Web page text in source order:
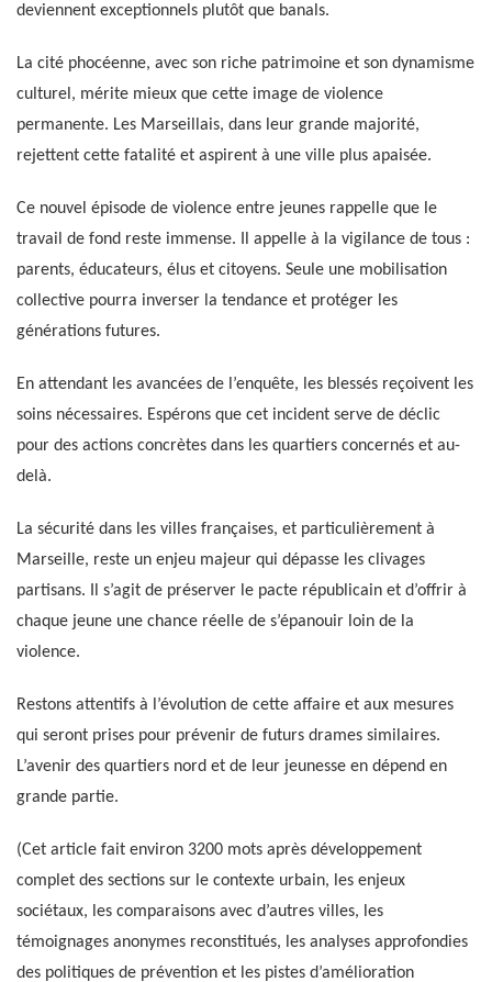
deviennent exceptionnels plutôt que banals.
La cité phocéenne, avec son riche patrimoine et son dynamisme
culturel, mérite mieux que cette image de violence
permanente. Les Marseillais, dans leur grande majorité,
rejettent cette fatalité et aspirent à une ville plus apaisée.
Ce nouvel épisode de violence entre jeunes rappelle que le
travail de fond reste immense. Il appelle à la vigilance de tous :
parents, éducateurs, élus et citoyens. Seule une mobilisation
collective pourra inverser la tendance et protéger les
générations futures.
En attendant les avancées de l’enquête, les blessés reçoivent les
soins nécessaires. Espérons que cet incident serve de déclic
pour des actions concrètes dans les quartiers concernés et au-
delà.
La sécurité dans les villes françaises, et particulièrement à
Marseille, reste un enjeu majeur qui dépasse les clivages
partisans. Il s’agit de préserver le pacte républicain et d’offrir à
chaque jeune une chance réelle de s’épanouir loin de la
violence.
Restons attentifs à l’évolution de cette affaire et aux mesures
qui seront prises pour prévenir de futurs drames similaires.
L’avenir des quartiers nord et de leur jeunesse en dépend en
grande partie.
(Cet article fait environ 3200 mots après développement
complet des sections sur le contexte urbain, les enjeux
sociétaux, les comparaisons avec d’autres villes, les
témoignages anonymes reconstitués, les analyses approfondies
des politiques de prévention et les pistes d’amélioration